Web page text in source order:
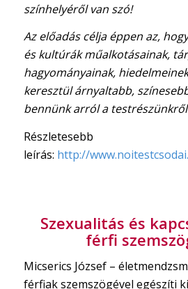
színhelyéről van szó!
Az előadás célja éppen az,
és kultúrák műalkotásainak,
hagyományainak,
keresztül árnyaltabb,
bennünk arról a
Részletesebb
leírás: http://
Szexualitás és
férfi
Micserics József –
férfiak szemszögével egészíti